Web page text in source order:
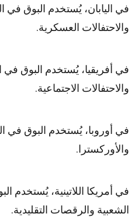
في اليابان، يُستخدم البوق في
والاحتفالات العسكرية.
في أفريقيا، يُستخدم البوق في
والاحتفالات الاجتماعية.
في أوروبا، يُستخدم البوق في
والأوركسترا.
في أمريكا اللاتينية، يُستخدم
الشعبية والرقصات التقليدية.